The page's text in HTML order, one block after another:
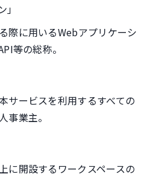
際に用いるWebアプリケーシ
等の総称。
サービスを利用するすべての
事業主。
に開設するワークスペースの